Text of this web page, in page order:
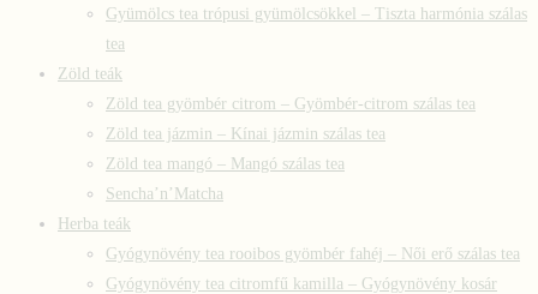
Gyümölcs tea trópusi gyümölcsökkel – Tiszta harmónia szálas
tea
Zöld teák
Zöld tea gyömbér citrom – Gyömbér-citrom szálas tea
Zöld tea jázmin – Kínai jázmin szálas tea
Zöld tea mangó – Mangó szálas tea
Sencha’n’Matcha
Herba teák
Gyógynövény tea rooibos gyömbér fahéj – Női erő szálas tea
Gyógynövény tea citromfű kamilla – Gyógynövény kosár